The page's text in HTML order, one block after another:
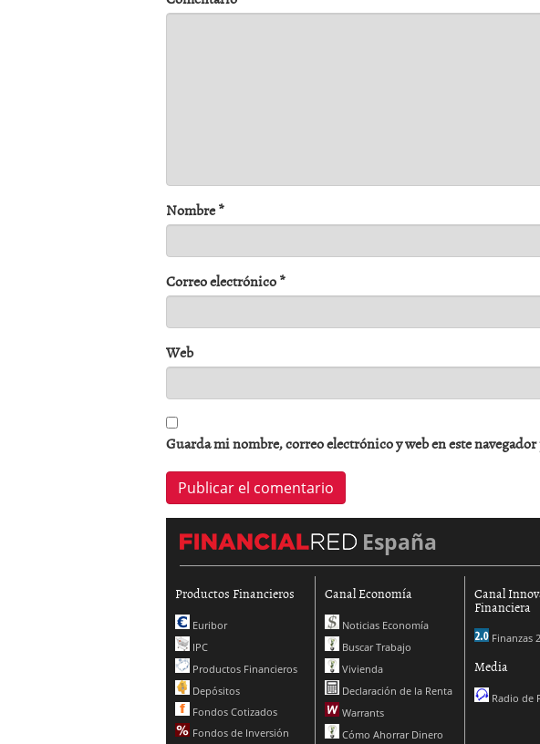
Nombre*
Correo electrónico*
Web
Guarda mi nombre, correo electrónico y web en este
España
Productos Financieros
Euribor
IPC
Productos Financieros
Depósitos
Fondos Cotizados
Fondos de Inversión
Canal Economía
Noticias Economía
Buscar Trabajo
Vivienda
Declaración de la Renta
Warrants
Cómo Ahorrar Dinero
Canal
Financiera
Finanzas
Media
Radio de